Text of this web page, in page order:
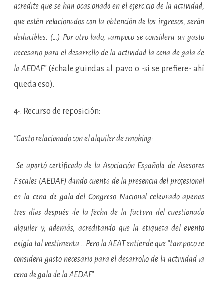
acredite que se han ocasionado en el ejercicio de la actividad,
que estén relacionados con la obtención de los ingresos, serán
deducibles. (…) Por otro lado, tampoco se considera un gasto
necesario para el desarrollo de la actividad la cena de gala de
la AEDAF” (échale guindas al pavo o -si se prefiere- ahí
queda eso).
4-. Recurso de reposición:
“Gasto relacionado con el alquiler de smoking:
Se aportó certificado de la Asociación Española de Asesores
Fiscales (AEDAF) dando cuenta de la presencia del profesional
en la cena de gala del Congreso Nacional celebrado apenas
tres días después de la fecha de la factura del cuestionado
alquiler y, además, acreditando que la etiqueta del evento
exigía tal vestimenta… Pero la AEAT entiende que “tampoco se
considera gasto necesario para el desarrollo de la actividad la
cena de gala de la AEDAF”.